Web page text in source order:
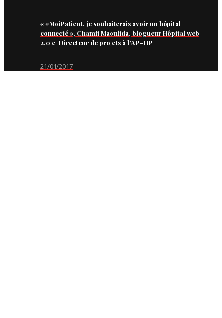
« #MoiPatient, je souhaiterais avoir un hôpital
connecté », Chamfi Maoulida, blogueur Hôpital web
2.0 et Directeur de projets à l’AP-HP
21/01/2017